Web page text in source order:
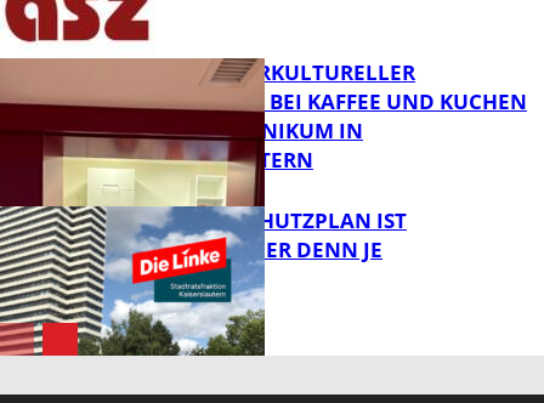
FB News
FB News
FB Gesundheit
NEUER INTERKULTURELLER
TREFFPUNKT BEI KAFFEE UND KUCHEN
IM PFALZKLINIKUM IN
KAISERSLAUTERN
EIN HITZESCHUTZPLAN IST
NOTWENDIGER DENN JE